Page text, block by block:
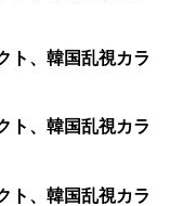
ト、韓国乱視カラ
ト、韓国乱視カラ
ト、韓国乱視カラ